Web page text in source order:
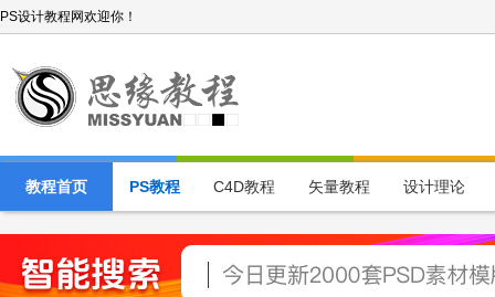
PS设计教程网欢迎你！
教程首页 PS教程 C4D教程 矢量教程 设计理论